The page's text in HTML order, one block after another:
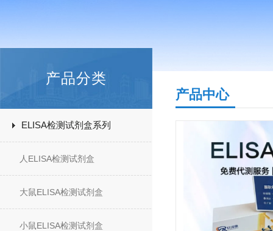
产品分类
ELISA检测试剂盒系列
人ELISA检测试剂盒
大鼠ELISA检测试剂盒
小鼠ELISA检测试剂盒
产品中心